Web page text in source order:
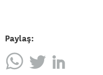
Paylaş: